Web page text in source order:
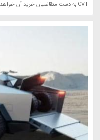
CVT به دست متقاضیان خرید آن خواهد رسید.